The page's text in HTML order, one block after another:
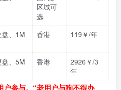
区域可
选
、1M
香港 119￥/年
、5M
香港
2926￥/3
年
参与。“老用户与狗不得办